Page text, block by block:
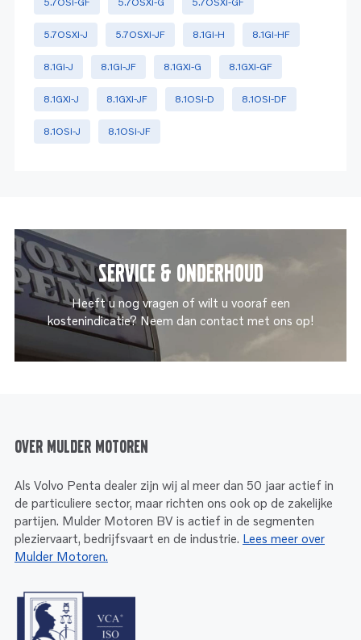
5.7OSXi-J 5.7OSXi-JF 8.1Gi-H 8.1Gi-HF
8.1Gi-J 8.1Gi-JF 8.1GXi-G 8.1GXi-GF
8.1GXi-J 8.1GXi-JF 8.1OSi-D 8.1OSi-DF
8.1OSi-J 8.1OSi-JF
Service & onderhoud
Heeft u nog vragen of wilt u vooraf een
kostenindicatie? Neem dan contact met ons op!
Over Mulder Motoren
Als Volvo Penta dealer zijn wij al meer dan 50 jaar actief in
de particuliere sector, maar richten ons ook op de zakelijke
partijen. Mulder Motoren BV is actief in de segmenten
pleziervaart, bedrijfsvaart en de industrie. Lees meer over
Mulder Motoren.